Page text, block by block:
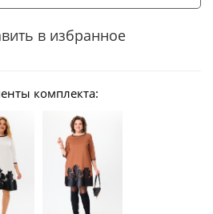
в избранное
комплекта: